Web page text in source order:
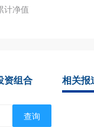
计净值
资组合 相关报
查询